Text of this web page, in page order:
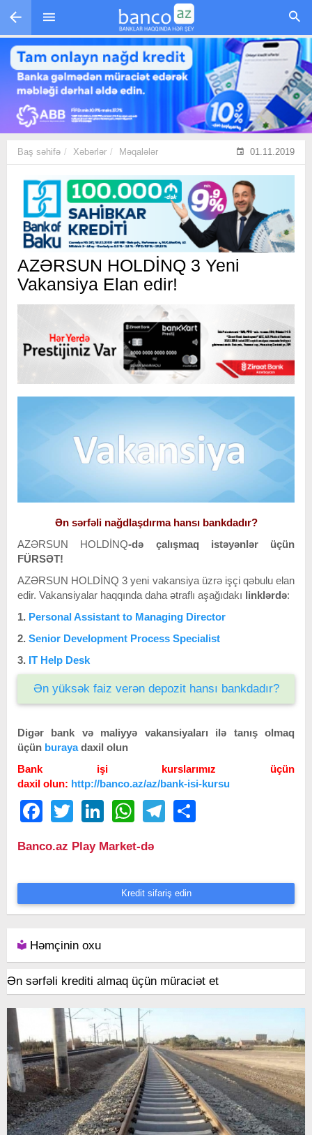
Skip to main content
Baş səhifə Xəbərlər Məqalələr 01.11.2019
AZƏRSUN HOLDİNQ 3 Yeni
Vakansiya Elan edir!
Ən sərfəli nağdlaşdırma hansı bankdadır?
AZƏRSUN HOLDİNQ-də çalışmaq istəyənlər üçün
FÜRSƏT!
AZƏRSUN HOLDİNQ 3 yeni vakansiya üzrə işçi qəbulu elan
edir. Vakansiyalar haqqında daha ətraflı aşağıdakı linklərdə:
1. Personal Assistant to Managing Director
2. Senior Development Process Specialist
3. IT Help Desk
Ən yüksək faiz verən depozit hansı bankdadır?
Digər bank və maliyyə vakansiyaları ilə tanış olmaq
üçün burayadaxil olun
Bank işi kurslarımız üçün
daxil olun: http://banco.az/az/bank-isi-kursu
FacebookTwitter LinkedIn WhatsAppTelegram
Banco.az Play Market-də
Kredit sifariş edin
Həmçinin oxu
Ən sərfəli krediti almaq üçün müraciət et